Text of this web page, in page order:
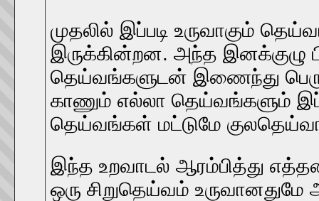
முதலில் இப்படி உருவாகும்
இருக்கின்றன. அந்த இனக்குழு
தெய்வங்களுடன் இணைந்து
காணும் எல்லா தெய்வங்களும்
தெய்வங்கள் மட்டுமே
இந்த உறவாடல் ஆரம்பித்து
ஒரு சிறுதெய்வம்